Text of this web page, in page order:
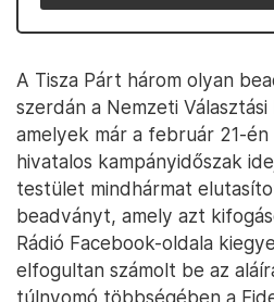
A Tisza Párt három olyan
szerdán a Nemzeti
amelyek már a február 21-
hivatalos kampányidőszak
testület mindhármat
beadványt, amely azt
Rádió Facebook-oldala
elfogultan számolt be az
túlnyomó többségében a